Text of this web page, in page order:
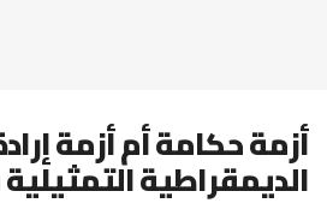
أزمة حكامة أم أزمة
الديمقراطية